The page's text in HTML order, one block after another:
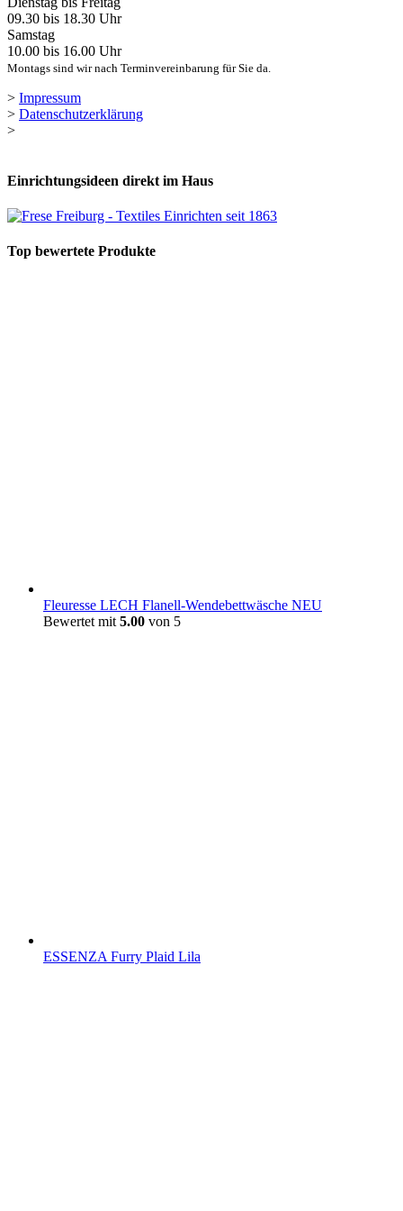
09.30 bis 18.30 Uhr
Samstag
10.00 bis 16.00 Uhr
Montags sind wir nach Terminvereinbarung für Sie da.
> Impressum
> Datenschutzerklärung
>
Einrichtungsideen direkt im Haus
Top bewertete Produkte
Fleuresse LECH Flanell-Wendebettwäsche NEU
Bewertet mit5.00 von 5
ESSENZA Furry Plaid Lila